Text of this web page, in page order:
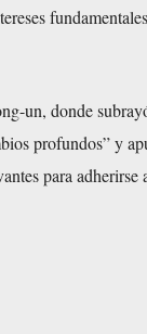
un, donde
profundos” y
para adherirse